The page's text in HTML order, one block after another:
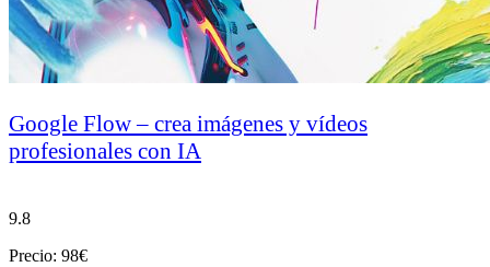
Google Flow – crea imágenes y vídeos
profesionales con IA
9.8
Precio: 98€